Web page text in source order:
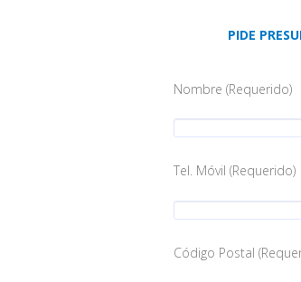
PIDE
Nombre (Requerido)
Tel. Móvil (Requerido)
Código Postal